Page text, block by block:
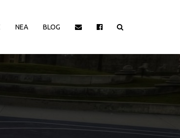
ΑΡΧΕΣ
ΝΕΑ
ΔΙΟΡΓΑΝΩΤΡΙΕΣ ΑΡΧΕΣ
HALL OF FAME
BLOG